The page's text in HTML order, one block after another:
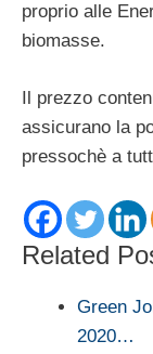
proprio alle
biomasse.
Il prezzo
assicurano la
pressochè a
Related
Green
2020…